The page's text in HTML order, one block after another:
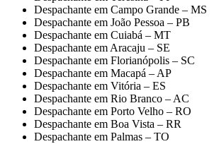
Despachante em Campo Grande – MS
Despachante em João Pessoa – PB
Despachante em Cuiabá – MT
Despachante em Aracaju – SE
Despachante em Florianópolis – SC
Despachante em Macapá – AP
Despachante em Vitória – ES
Despachante em Rio Branco – AC
Despachante em Porto Velho – RO
Despachante em Boa Vista – RR
Despachante em Palmas – TO